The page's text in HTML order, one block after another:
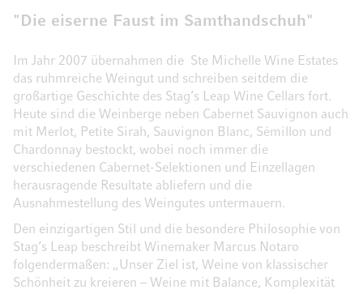
"Die eiserne Faust im Samthandschuh"
Im Jahr 2007 übernahmen die Ste Michelle Wine Estates
das ruhmreiche Weingut und schreiben seitdem die
großartige Geschichte des Stag’s Leap Wine Cellars fort.
Heute sind die Weinberge neben Cabernet Sauvignon auch
mit Merlot, Petite Sirah, Sauvignon Blanc, Sémillon und
Chardonnay bestockt, wobei noch immer die
verschiedenen Cabernet-Selektionen und Einzellagen
herausragende Resultate abliefern und die
Ausnahmestellung des Weingutes untermauern.
Den einzigartigen Stil und die besondere Philosophie von
Stag’s Leap beschreibt Winemaker Marcus Notaro
folgendermaßen: „Unser Ziel ist, Weine von klassischer
Schönheit zu kreieren – Weine mit Balance, Komplexität